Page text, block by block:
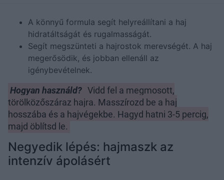
A könnyű formula segít helyreállítani a haj
hidratáltságát és rugalmasságát.
Segít megszünteti a hajrostok merevségét. A haj
megerősödik, és jobban ellenáll az
igénybevételnek.
Hogyan használd? Vidd fel a megmosott,
törölközőszáraz hajra. Masszírozd be a haj
hosszába és a hajvégekbe. Hagyd hatni 3-5 percig,
majd öblítsd le.
Negyedik lépés: hajmaszk az
intenzív ápolásért